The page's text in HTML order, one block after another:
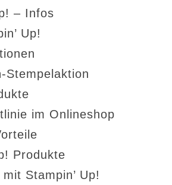
– Infos
Up!
Stempelaktion
im Onlineshop
Produkte
Stampin’ Up!